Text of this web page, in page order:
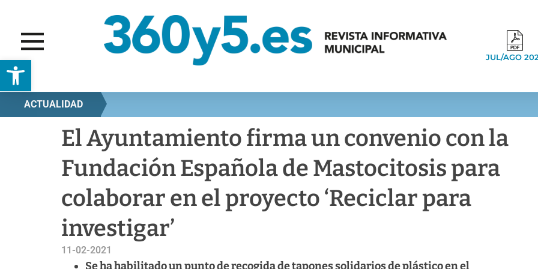
Abrir barra de herramientas JUL/AGO
ACTUALIDAD
El Ayuntamiento firma un convenio con la
Fundación Española de Mastocitosis para
colaborar en el proyecto ‘Reciclar para
investigar’
11-02-2021
Se ha habilitado un punto de recogida de tapones solidarios de plástico en el